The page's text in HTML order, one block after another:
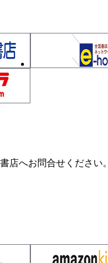
店へお問合せください。